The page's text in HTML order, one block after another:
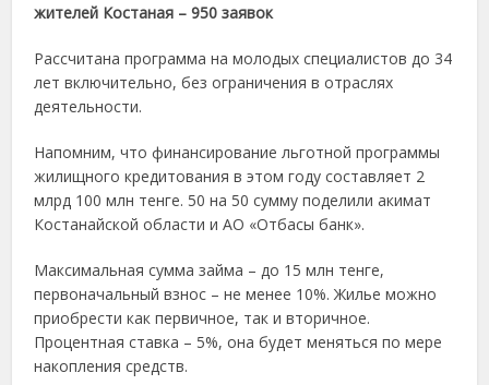
жителей Костаная – 950 заявок
Рассчитана программа на молодых специалистов до 34
лет включительно, без ограничения в отраслях
деятельности.
Напомним, что финансирование льготной программы
жилищного кредитования в этом году составляет 2
млрд 100 млн тенге. 50 на 50 сумму поделили акимат
Костанайской области и АО «Отбасы банк».
Максимальная сумма займа – до 15 млн тенге,
первоначальный взнос – не менее 10%. Жилье можно
приобрести как первичное, так и вторичное.
Процентная ставка – 5%, она будет меняться по мере
накопления средств.